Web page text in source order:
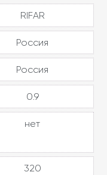
RIFAR
Россия
Россия
0.9
нет
320